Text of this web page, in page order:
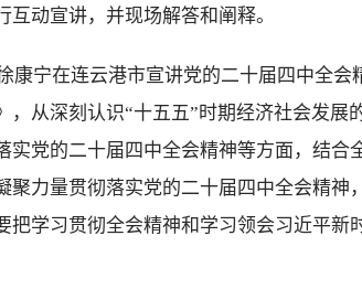
动宣讲，并现场解答和阐释。
宁在连云港市宣讲党的二十届四中全会
从深刻认识“十五五”时期经济社会发展
党的二十届四中全会精神等方面，结合
力量贯彻落实党的二十届四中全会精神
学习贯彻全会精神和学习领会习近平新